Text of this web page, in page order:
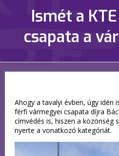
Ismét a
csapata a
Ahogy a tavalyi évben, úgy idén
férfi vármegyei csapata díjra
címvédés is, hiszen a közönség
nyerte a vonatkozó kategóriát.